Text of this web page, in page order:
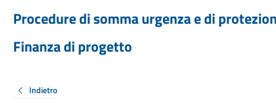
Procedure di somma urgenza e di
Finanza di progetto
Indietro